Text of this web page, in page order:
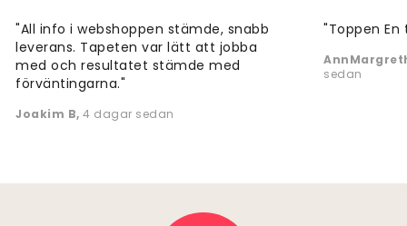
"All info i webshoppen stämde, snabb
leverans. Tapeten var lätt att jobba
med och resultatet stämde med
förväntingarna."
Joakim B, 4 dagar sedan
"Toppen
sedan